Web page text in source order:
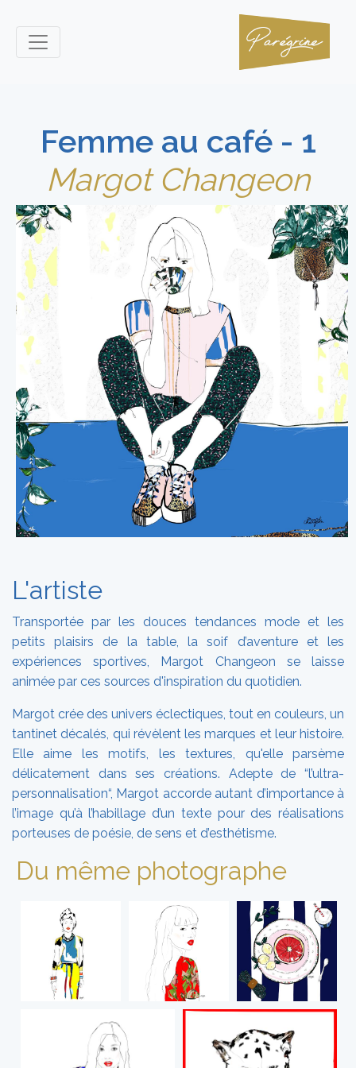
Femme au café - 1
Margot Changeon
L'artiste
Transportée par les douces tendances mode et les
petits plaisirs de la table, la soif d’aventure et les
expériences sportives, Margot Changeon se laisse
animée par ces sources d'inspiration du quotidien.
Margot crée des univers éclectiques, tout en couleurs, un
tantinet décalés, qui révèlent les marques et leur histoire.
Elle aime les motifs, les textures, qu'elle parsème
délicatement dans ses créations. Adepte de “l’ultra-
personnalisation“, Margot accorde autant d’importance à
l’image qu’à l’habillage d’un texte pour des réalisations
porteuses de poésie, de sens et d’esthétisme.
Du même photographe